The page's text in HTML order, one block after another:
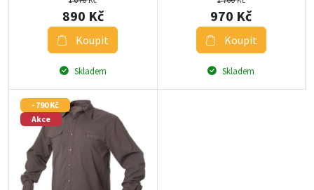
890 Kč
Koupit
Skladem
970 Kč
Koupit
Skladem
- 790 Kč
Akce